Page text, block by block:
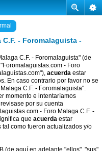
- Foromalaguista -
C.F. - Foromalaguista" (de
- Foro
acuerda estar
En caso contrario por favor no se
C.F. - Foromalaguista".
momento e intentaríamos
por su cuenta
- Foro Malaga C.F. -
que acuerda estar
como fueron actualizados y/o
(de aquí en adelante "ellos", "sus",